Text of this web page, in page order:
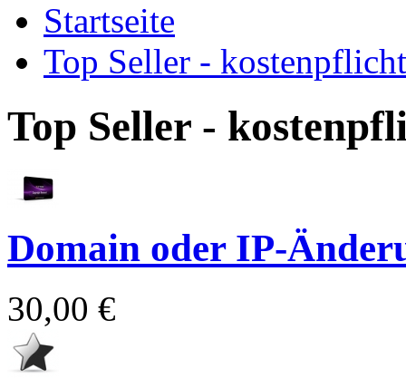
Startseite
Top Seller -
Top Seller -
Domain oder IP-
30,00 €